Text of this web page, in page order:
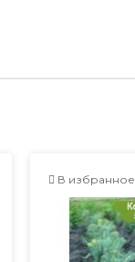
В избранное